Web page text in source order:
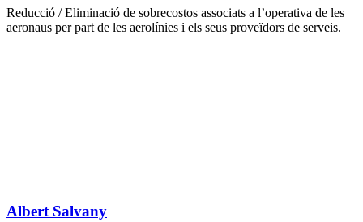
Reducció / Eliminació de sobrecostos associats a l’operativa de les
aeronaus per part de les aerolínies i els seus proveïdors de serveis.
Albert Salvany